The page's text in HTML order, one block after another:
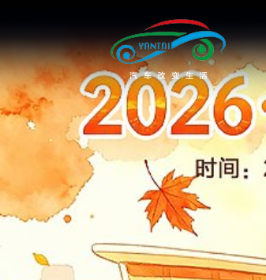
吉利银河
极氪
几何汽车
江淮
捷达